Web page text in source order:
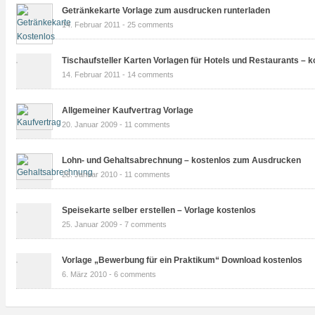
Getränkekarte Vorlage zum ausdrucken runterladen
14. Februar 2011 - 25 comments
Tischaufsteller Karten Vorlagen für Hotels und Restaurants –
14. Februar 2011 - 14 comments
Allgemeiner Kaufvertrag Vorlage
20. Januar 2009 - 11 comments
Lohn- und Gehaltsabrechnung – kostenlos zum Ausdrucken
28. Januar 2010 - 11 comments
Speisekarte selber erstellen – Vorlage kostenlos
25. Januar 2009 - 7 comments
Vorlage „Bewerbung für ein Praktikum“ Download kostenlos
6. März 2010 - 6 comments